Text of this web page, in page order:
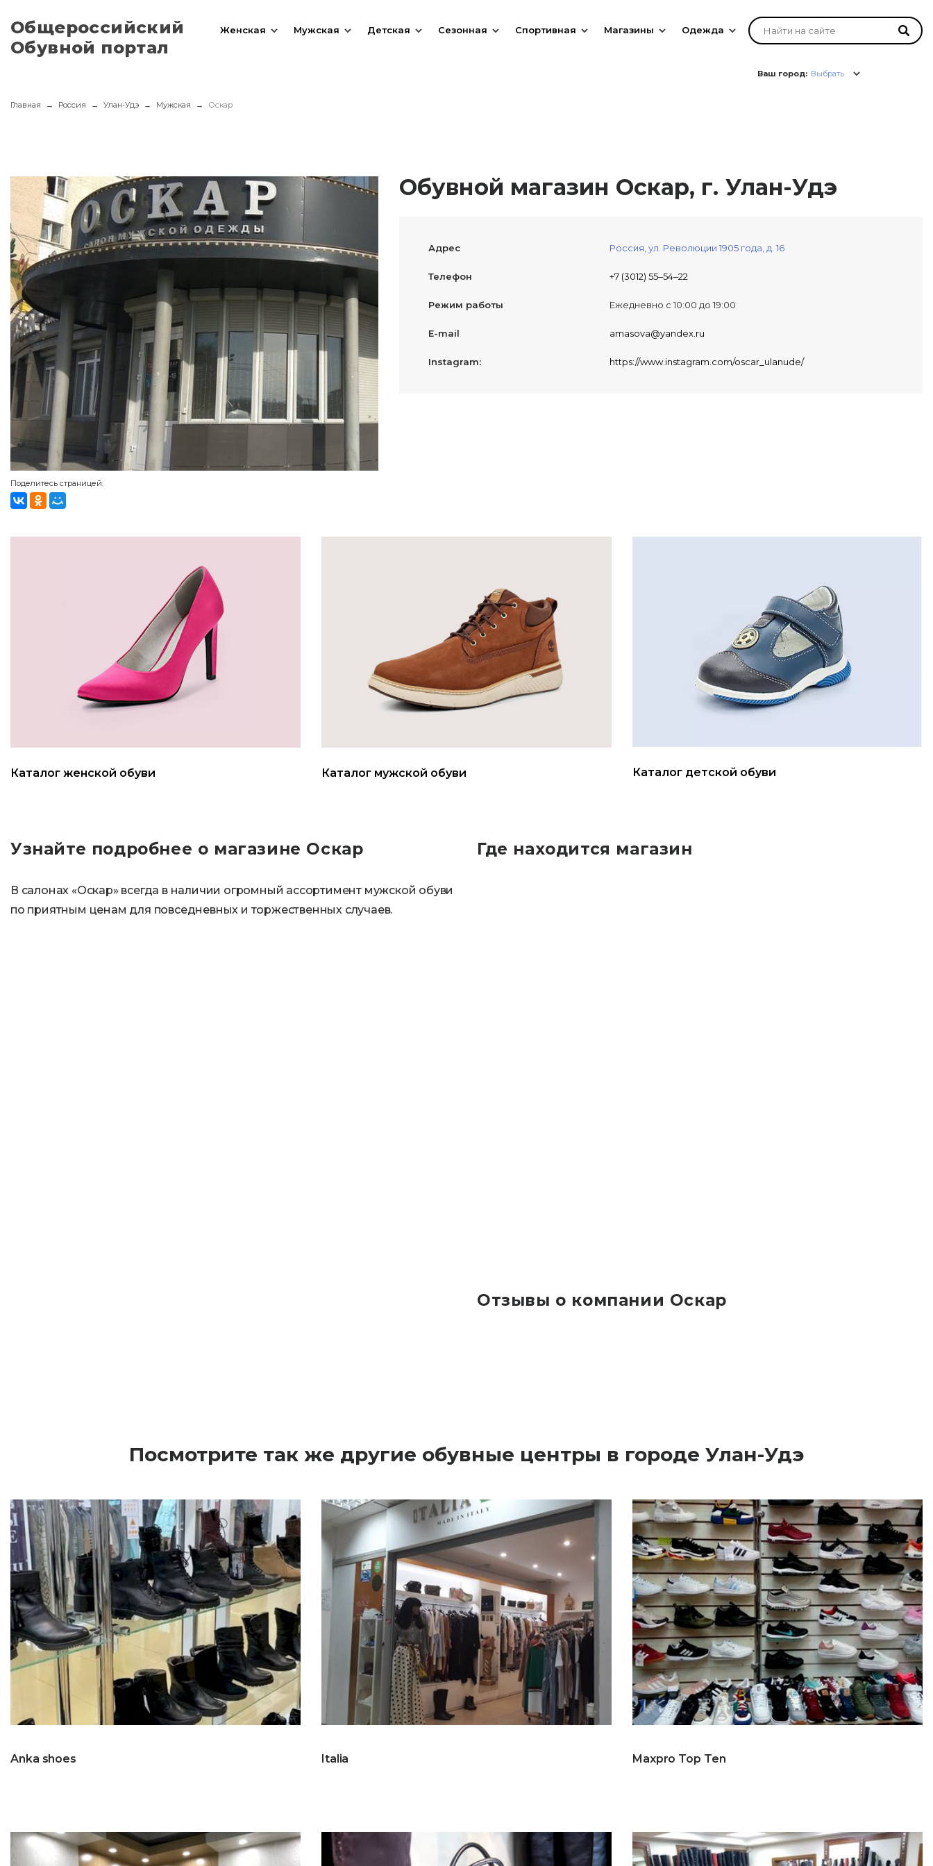
Общероссийский
Обувной портал
Женская Мужская Детская Сезонная Спортивная Магазины Одежда
Ваш город: Выбрать
Главная Россия Улан-Удэ Мужская Оскар
Поделитесь страницей:
Обувной магазин Оскар, г. Улан-Удэ
Адрес Россия, ул. Революции 1905 года, д. 16
Телефон +7 (3012) 55‒54‒22
Режим работы Ежедневно с 10:00 до 19:00
E-mail amasova@yandex.ru
Instagram: https://www.instagram.com/oscar_ulanude/
Каталог женской обуви Каталог мужской обуви Каталог детской обуви
Узнайте подробнее о магазине Оскар
В салонах «Оскар» всегда в наличии огромный ассортимент мужской обуви
по приятным ценам для повседневных и торжественных случаев.
Где находится магазин
Отзывы о компании Оскар
Посмотрите так же другие обувные центры в городе Улан-Удэ
Anka shoes Italia Maxpro Top Ten